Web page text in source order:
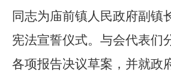
同志为庙前镇人民政府副镇
宪法宣誓仪式。 与会代表们
各项报告决议草案，并就政